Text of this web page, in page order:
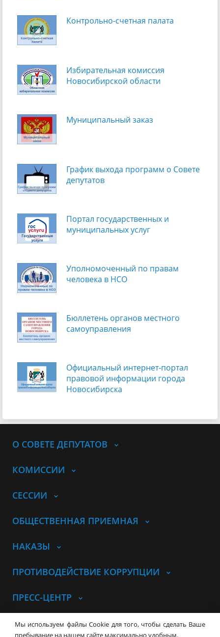
Контрольно-счетная палата
Избирательная комиссия
Новосибирской области
Муниципальный заказ
График выхода программ о Cовете
депутатов
Портал государственных и
муниципальных услуг
Уполномоченный по правам
человека в НСО
Бюллетень органов местного
самоуправления
Официальный интернет-портал
правовой информации города
Новосибирска
О СОВЕТЕ ДЕПУТАТОВ
КОМИССИИ
СЕССИИ
ОБЩЕСТВЕННАЯ ПРИЕМНАЯ
НАКАЗЫ
ПРОТИВОДЕЙСТВИЕ КОРРУПЦИИ
ПРЕСС-ЦЕНТР
© Совет депутатов города
Мы используем файлы Cookie для того, чтобы сделать Ваше
пребывание на нашем сайте максимально удобным.